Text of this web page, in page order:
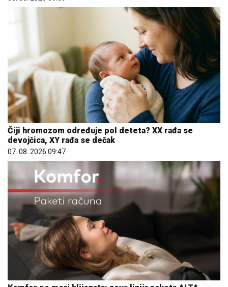
Čiji hromozom određuje pol deteta? XX rađa se
devojčica, XY rađa se dečak
07. 08. 2026 09:47